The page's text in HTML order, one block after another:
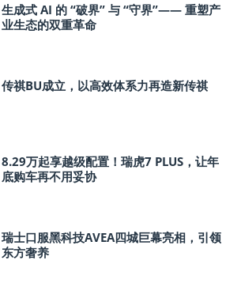
生成式 AI 的 “破界” 与 “守界”—— 重塑产
业生态的双重革命
传祺BU成立，以高效体系力再造新传祺
8.29万起享越级配置！瑞虎7 PLUS，让年
底购车再不用妥协
瑞士口服黑科技AVEA四城巨幕亮相，引领
东方奢养